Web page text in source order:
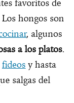
favoritos de
hongos son
, algunos
a los platos.
fideos y hasta
salgas del